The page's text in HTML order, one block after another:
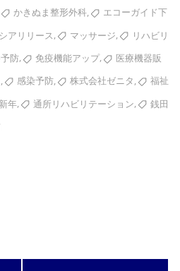
かきぬま整形外科,
エコーガイド下
アリリース, マッサージ,
リハビリ
防, 免疫機能アップ,
医療機器販
感染予防 株式会社ゼニタ
福祉
年, 通所リハビリテーション,
銭田